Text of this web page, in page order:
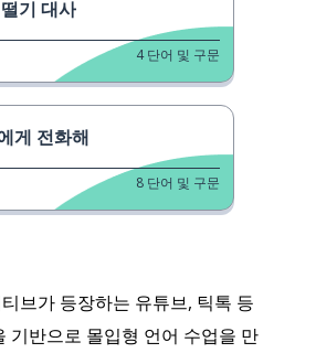
브가 등장하는 유튜브, 틱톡 등
기반으로 몰입형 언어 수업을 만
기 대사
4 단어 및 구문
게 전화해
8 단어 및 구문